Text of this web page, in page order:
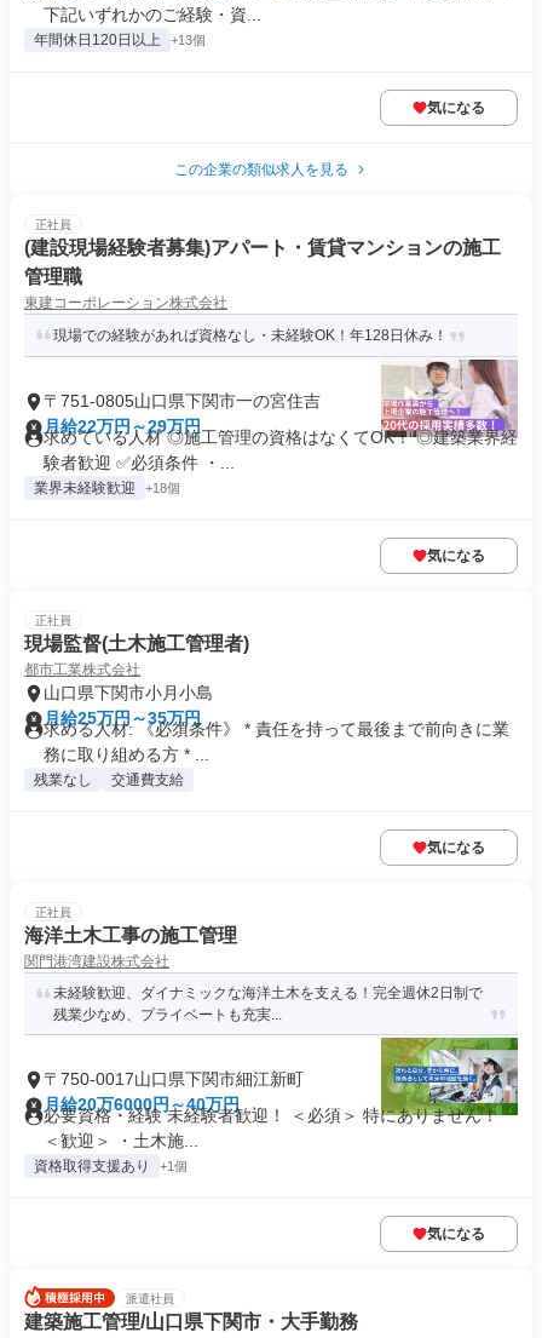
下記いずれかのご経験・資...
年間休日120日以上 +13個
気になる
この企業の類似求人を見る
正社員
(建設現場経験者募集)アパート・賃貸マンションの施工
管理職
東建コーポレーション株式会社
現場での経験があれば資格なし・未経験OK！年128日休み！
〒751-0805山口県下関市一の宮住吉
月給22万円～29万円
求めている人材 ◎施工管理の資格はなくてOK！ ◎建築業界経
験者歓迎 ✅必須条件 ・...
業界未経験歓迎 +18個
気になる
正社員
現場監督(土木施工管理者)
都市工業株式会社
山口県下関市小月小島
月給25万円～35万円
求める人材: 《必須条件》 * 責任を持って最後まで前向きに業
務に取り組める方 * ...
残業なし 交通費支給
気になる
正社員
海洋土木工事の施工管理
関門港湾建設株式会社
未経験歓迎、ダイナミックな海洋土木を支える！完全週休2日制で
残業少なめ、プライベートも充実...
〒750-0017山口県下関市細江新町
月給20万6000円～40万円
必要資格・経験 未経験者歓迎！ ＜必須＞ 特にありません！
＜歓迎＞ ・土木施...
資格取得支援あり +1個
気になる
派遣社員
建築施工管理/山口県下関市・大手勤務